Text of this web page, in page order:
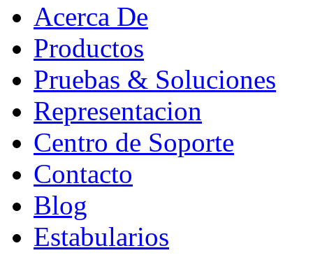
Acerca De
Productos
Pruebas & Soluciones
Representacion
Centro de Soporte
Contacto
Blog
Estabularios